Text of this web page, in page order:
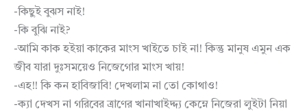
-কিছুই বুঝস নাই!
-কি বুঝি নাই?
-আমি কাক হইয়া কাকের মাংস খাইতে চাই না! কিন্তু মানুষ এমুন এক
জীব যারা দুঃসময়েও নিজেগোর মাংস খায়!
-এহ!! কি কন হাবিজাবি! দেখলাম না তো কোথাও!
-ক্যা দেখস না গরিবের ত্রাণের খানাখাইদ্দ্য কেম্নে নিজেরা লুইটা নিয়া